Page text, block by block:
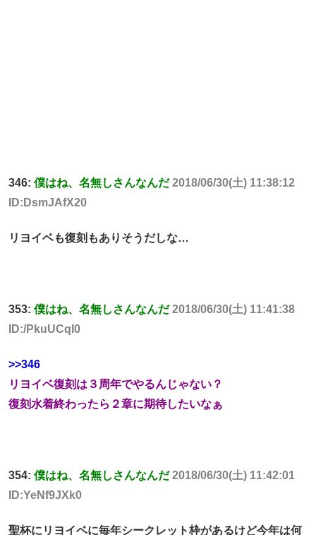
346: 僕はね、名無しさんなんだ 2018/06/30(土) 11:38:12
ID:DsmJAfX20
リヨイベも復刻もありそうだしな…
353: 僕はね、名無しさんなんだ 2018/06/30(土) 11:41:38
ID:/PkuUCqI0
>>346
リヨイベ復刻は３周年でやるんじゃない？
復刻水着終わったら２章に期待したいなぁ
354: 僕はね、名無しさんなんだ 2018/06/30(土) 11:42:01
ID:YeNf9JXk0
聖杯にリヨイベに毎年シークレット枠があるけど今年は何